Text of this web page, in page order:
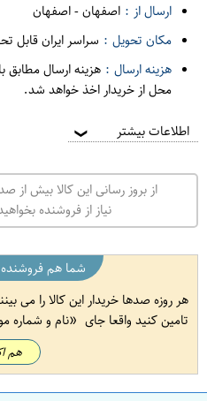
ارسال از : اصفهان-اصفهان
مکان تحویل : سراسر ایران قابل
هزینه ارسال : هزینه ارسال مطابق
محل از خریدار اخذ خواهد شد.
اطلاعات بیشتر ❯
از بروز رسانی این کالا بیش
نیاز از فروشنده
شما هم فروشنده
هر روزه صدها خریدار این کالا را می
تامین کنید واقعا جای
نام و شماره
هم